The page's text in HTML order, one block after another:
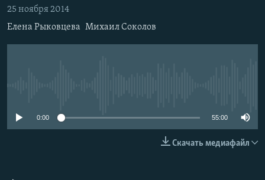
Вернутся
поиску
КАВКАЗ.РЕАЛИИ
СЕВЕР.РЕАЛИИ
25 ноября 2014
Елена Рыковцева Михаил Соколов
0:00 55:00
Скачать медиафайл